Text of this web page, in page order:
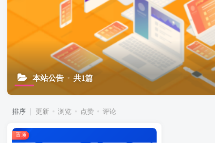
本站公告 共1篇
排序 更新 浏览 点赞 评论
置顶